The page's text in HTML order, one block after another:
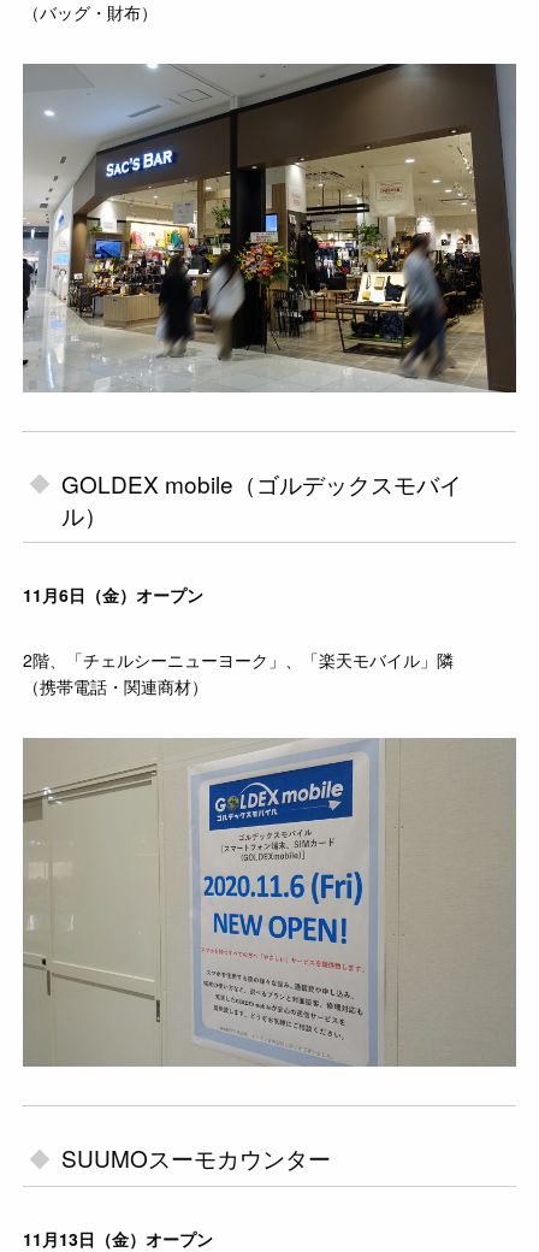
（バッグ・財布）
GOLDEX mobile（ゴルデックスモバイ
ル）
11月6日（金）オープン
2階、「チェルシーニューヨーク」、「楽天モバイル」隣
（携帯電話・関連商材）
SUUMOスーモカウンター
11月13日（金）オープン